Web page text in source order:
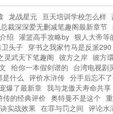
龙战星元 亘天培训学校怎么样
裁深深爱无删减笔趣阁最新章节
绍 灌篮高手攻略by 狠人大帝等
头子 穿书之我家竹马是反派290
灵武天下笔趣阁 彼方之岸 彼方環
给你一本假剑谱的 台湾电视剧
是什么 评价水浒传 分手后忘不
爆了最新章 我与龙傲天寿命共享
传的经典评价 奥特曼不是这个
实战效果 在罪与罚之间 评论水